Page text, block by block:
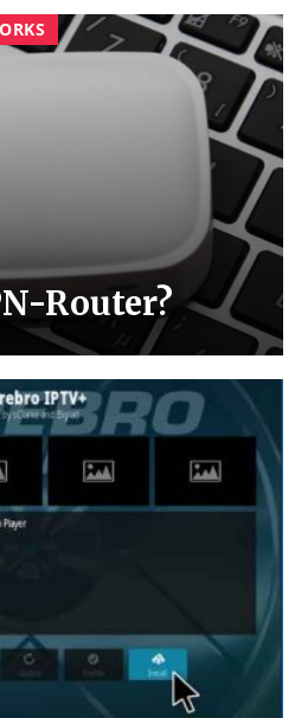
Router?